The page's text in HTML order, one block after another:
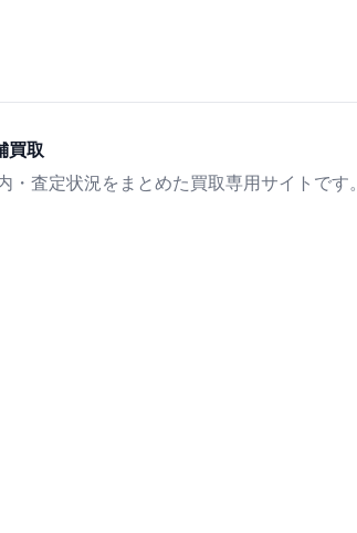
買取
・査定状況をまとめた買取専用サイトです。